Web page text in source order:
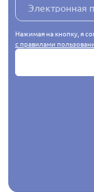
Нажимая на кнопку, я
с правилами